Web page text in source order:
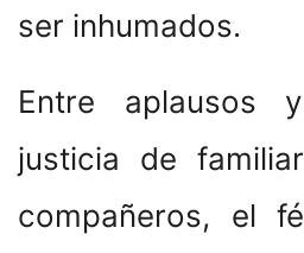
ser inhumados.
Entre aplausos
justicia de
compañeros, el